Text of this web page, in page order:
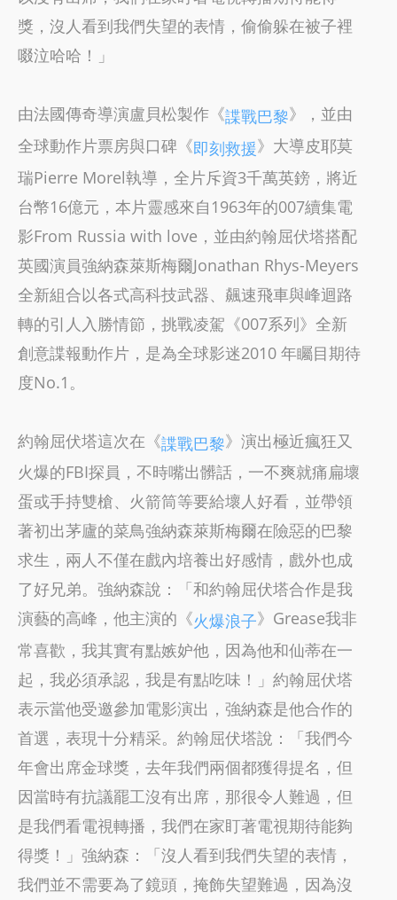
獎，沒人看到我們失望的表情，偷偷躲在被子裡
啜泣哈哈！」
由法國傳奇導演盧貝松製作《諜戰巴黎》，並由
全球動作片票房與口碑《即刻救援》大導皮耶莫
瑞Pierre Morel執導，全片斥資3千萬英鎊，將近
台幣16億元，本片靈感來自1963年的007續集電
影From Russia with love，並由約翰屈伏塔搭配
英國演員強納森萊斯梅爾Jonathan Rhys-Meyers
全新組合以各式高科技武器、飆速飛車與峰迴路
轉的引人入勝情節，挑戰凌駕《007系列》全新
創意諜報動作片，是為全球影迷2010 年矚目期待
度No.1。
約翰屈伏塔這次在《諜戰巴黎》演出極近瘋狂又
火爆的FBI探員，不時嘴出髒話，一不爽就痛扁壞
蛋或手持雙槍、火箭筒等要給壞人好看，並帶領
著初出茅廬的菜鳥強納森萊斯梅爾在險惡的巴黎
求生，兩人不僅在戲內培養出好感情，戲外也成
了好兄弟。強納森說：「和約翰屈伏塔合作是我
演藝的高峰，他主演的《火爆浪子》Grease我非
常喜歡，我其實有點嫉妒他，因為他和仙蒂在一
起，我必須承認，我是有點吃味！」約翰屈伏塔
表示當他受邀參加電影演出，強納森是他合作的
首選，表現十分精采。約翰屈伏塔說：「我們今
年會出席金球獎，去年我們兩個都獲得提名，但
因當時有抗議罷工沒有出席，那很令人難過，但
是我們看電視轉播，我們在家盯著電視期待能夠
得獎！」強納森：「沒人看到我們失望的表情，
我們並不需要為了鏡頭，掩飾失望難過，因為沒